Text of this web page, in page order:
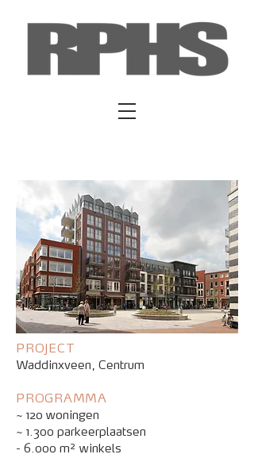
PROJECT
Waddinxveen, Centrum
PROGRAMMA
~ 120 woningen
~ 1.300 parkeerplaatsen
- 6.000 m² winkels